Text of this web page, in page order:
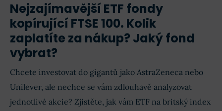
Nejzajímavější ETF fondy
kopírující FTSE 100. Kolik
zaplatíte za nákup? Jaký fond
vybrat?
Chcete investovat do gigantů jako AstraZeneca nebo
Unilever, ale nechce se vám zdlouhavě analyzovat
jednotlivé akcie? Zjistěte, jak vám ETF na britský index